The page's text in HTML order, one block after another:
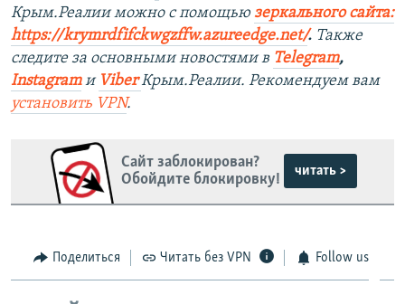
Крым.Реалии можно с помощью зеркального сайта:
https://krymrdfifckwgzffw.azureedge.net/. ​ Также
следите за основными новостями в Telegram,
Instagram и ViberКрым.Реалии. Рекомендуем вам
установить VPN.
Сайт заблокирован?
Обойдите блокировку!
читать >
Поделиться Читать без VPN Follow us